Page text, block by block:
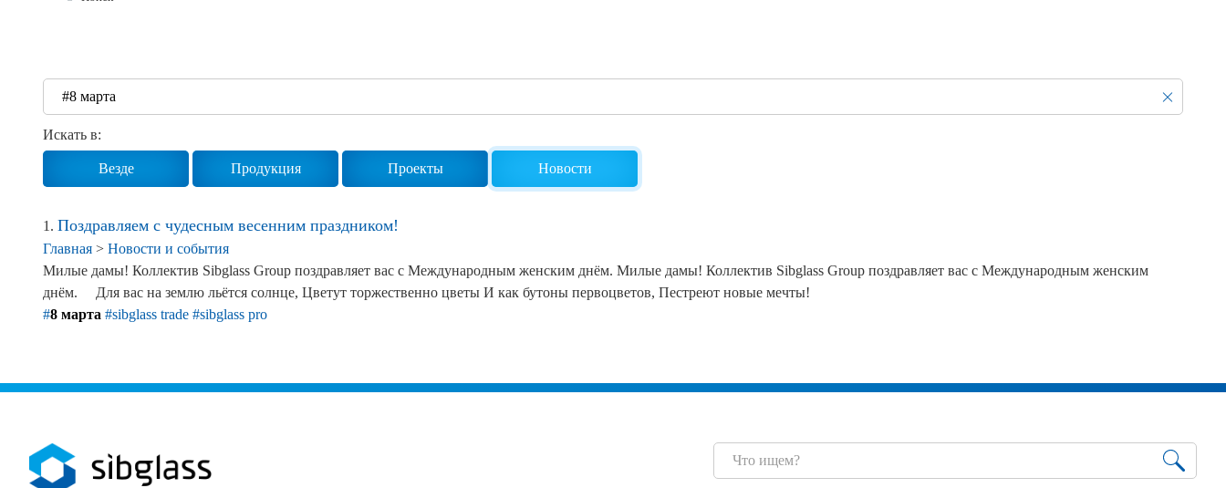
Продажа недвижимости
Сертификаты на продукцию Sibglass Trade
ГОСТы, ТУ и другая техническая документация
Искать в:
Везде Продукция Проекты Новости
1. Поздравляем с чудесным весенним праздником!
Главная > Новости и события
Милые дамы! Коллектив Sibglass Group поздравляет вас с Международным женским днём. Милые дамы! Коллектив Sibglass Group поздравляет вас с Международным женским
днём. ⠀ Для вас на землю льётся солнце, Цветут торжественно цветы И как бутоны первоцветов, Пестреют новые мечты!
#8 марта #sibglass trade #sibglass pro